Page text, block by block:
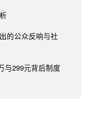
的公众反响与社
与299元背后制度